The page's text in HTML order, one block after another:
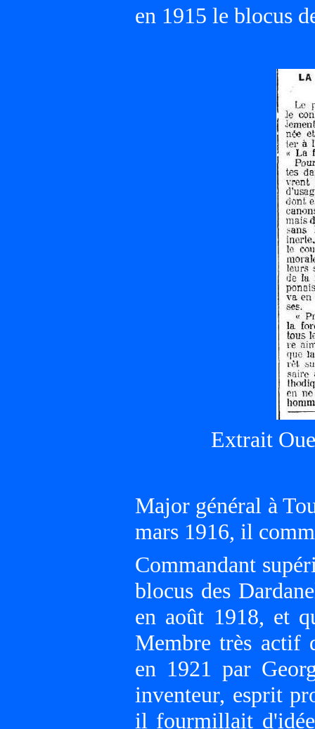
en 1915 le blocus
Extrait
Major général à
mars 1916, il
Commandant
blocus des
en août 1918, et
Membre très actif
en 1921 par
inventeur, esprit
il fourmillait